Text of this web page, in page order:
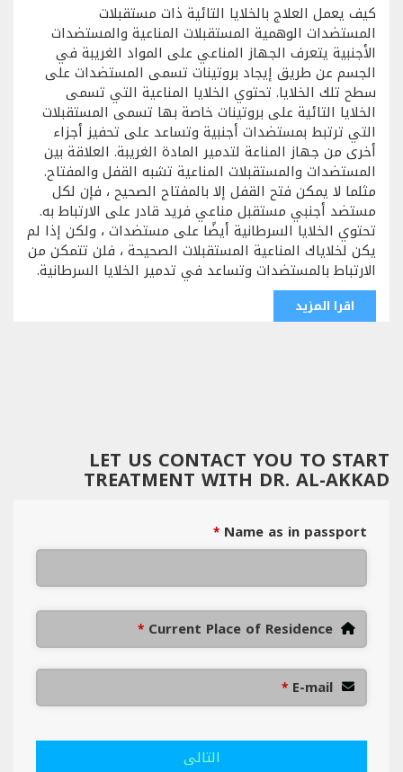
كيف يعمل العلاج بالخلايا التائية ذات مستقبلات
المستضدات الوهمية المستقبلات المناعية والمستضدات
الأجنبية يتعرف الجهاز المناعي على المواد الغريبة في
الجسم عن طريق إيجاد بروتينات تسمى المستضدات على
سطح تلك الخلايا. تحتوي الخلايا المناعية التي تسمى
الخلايا التائية على بروتينات خاصة بها تسمى المستقبلات
التي ترتبط بمستضدات أجنبية وتساعد على تحفيز أجزاء
أخرى من جهاز المناعة لتدمير المادة الغريبة. العلاقة بين
المستضدات والمستقبلات المناعية تشبه القفل والمفتاح.
مثلما لا يمكن فتح القفل إلا بالمفتاح الصحيح ، فإن لكل
مستضد أجنبي مستقبل مناعي فريد قادر على الارتباط به.
تحتوي الخلايا السرطانية أيضًا على مستضدات ، ولكن إذا لم
يكن لخلاياك المناعية المستقبلات الصحيحة ، فلن تتمكن من
الارتباط بالمستضدات وتساعد في تدمير الخلايا السرطانية.
اقرا المزيد
LET US CONTACT YOU TO START
TREATMENT WITH DR. AL-AKKAD
Name as in passport
*
Current Place of Residence
*
E-mail
*
التالى